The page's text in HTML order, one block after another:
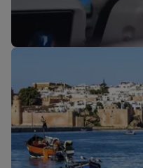
Unsere Reiseklassen